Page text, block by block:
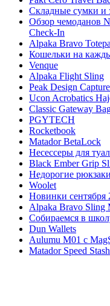
Складные сумки и
Обзор чемоданов
Check-In
Alpaka Bravo
Кошельки на
Venque
Alpaka Flight Sling
Peak Design
Ucon Acrobatics
Classic Gateway
PGYTECH
Rocketbook
Matador BetaLock
Несессеры для
Black Ember Grip
Недорогие рюкзаки
Woolet
Новинки сентября
Alpaka Bravo Sling
Собираемся в
Dun Wallets
Aulumu M01 с
Matador Speed Stash